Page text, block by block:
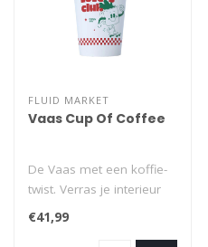
FLUID MARKET
Vaas Cup Of Coffee
De Vaas met een koffie-
twist. Verras je interieur
met de Cup Of Coffee
vaas, een..
€41,99